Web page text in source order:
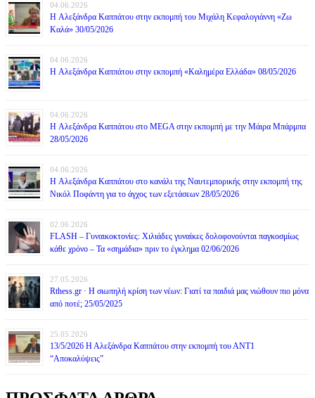
04.06.2026
H Αλεξάνδρα Καππάτου στην εκπομπή του Μιχάλη Κεφαλογιάννη «Ζω
Καλά» 30/05/2026
04.06.2026
H Αλεξάνδρα Καππάτου στην εκπομπή «Καλημέρα Ελλάδα» 08/05/2026
04.06.2026
H Αλεξάνδρα Καππάτου στο MEGA στην εκπομπή με την Μάιρα Mπάρμπα
28/05/2026
04.06.2026
H Αλεξάνδρα Καππάτου στο κανάλι της Ναυτεμπορικής στην εκπομπή της
Νικόλ Ποφάντη για το άγχος των εξετάσεων 28/05/2026
02.06.2026
FLASH – Γυναικοκτονίες: Χιλιάδες γυναίκες δολοφονούνται παγκοσμίως
κάθε χρόνο – Τα «σημάδια» πριν το έγκλημα 02/06/2026
27.05.2026
Rthess.gr · Η σιωπηλή κρίση των νέων: Γιατί τα παιδιά μας νιώθουν πιο μόνα
από ποτέ; 25/05/2025
25.05.2026
13/5/2026 Η Αλεξάνδρα Καππάτου στην εκπομπή του ΑΝΤ1
“Αποκαλύψεις”